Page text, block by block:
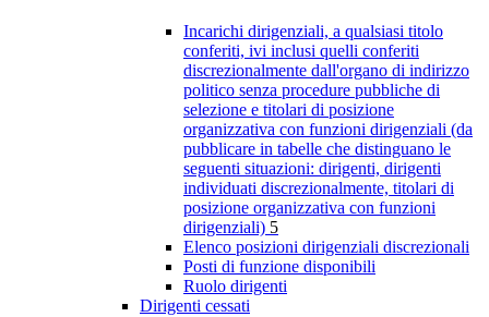
Incarichi dirigenziali, a qualsiasi titolo
conferiti, ivi inclusi quelli conferiti
discrezionalmente dall'organo di indirizzo
politico senza procedure pubbliche di
selezione e titolari di posizione
organizzativa con funzioni dirigenziali (da
pubblicare in tabelle che distinguano le
seguenti situazioni: dirigenti, dirigenti
individuati discrezionalmente, titolari di
posizione organizzativa con funzioni
dirigenziali) 5
Elenco posizioni dirigenziali discrezionali
Posti di funzione disponibili
Ruolo dirigenti
Dirigenti cessati